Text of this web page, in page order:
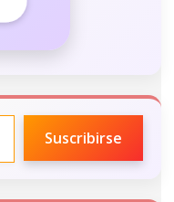
Suscribirse